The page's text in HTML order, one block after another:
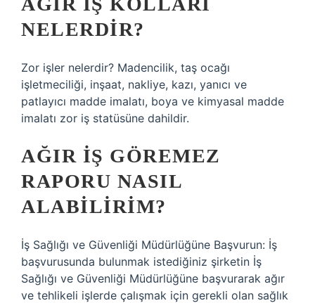
NELERDIR?
Zor işler nelerdir? Madencilik, taş ocağı
işletmeciliği, inşaat, nakliye, kazı, yanıcı ve
patlayıcı madde imalatı, boya ve kimyasal madde
imalatı zor iş statüsüne dahildir.
AĞIR IŞ GÖREMEZ
RAPORU NASIL
ALABILIRIM?
İş Sağlığı ve Güvenliği Müdürlüğüne Başvurun: İş
başvurusunda bulunmak istediğiniz şirketin İş
Sağlığı ve Güvenliği Müdürlüğüne başvurarak ağır
ve tehlikeli işlerde çalışmak için gerekli olan sağlık